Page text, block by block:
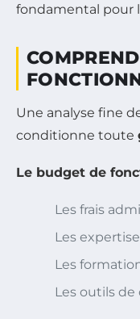
fondamental pour
Une analyse fine
conditionne toute
Le budget de
Les frais
Les
Les
Les outils